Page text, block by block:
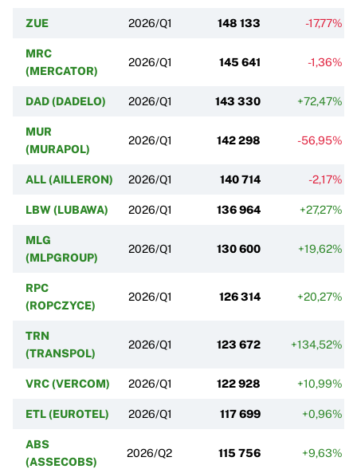
ZUE 2026/Q1 148 133 -17,77%
MRC
(MERCATOR)
2026/Q1 145 641 -1,36%
DAD (DADELO) 2026/Q1 143 330 +72,47%
MUR
(MURAPOL)
2026/Q1 142 298 -56,95%
ALL (AILLERON) 2026/Q1 140 714 -2,17%
LBW (LUBAWA) 2026/Q1 136 964 +27,27%
MLG
(MLPGROUP)
2026/Q1 130 600 +19,62%
RPC
(ROPCZYCE)
2026/Q1 126 314 +20,27%
TRN
(TRANSPOL)
2026/Q1 123 672 +134,52%
VRC (VERCOM) 2026/Q1 122 928 +10,99%
ETL (EUROTEL) 2026/Q1 117 699 +0,96%
ABS
(ASSECOBS)
2026/Q2 115 756 +9,63%